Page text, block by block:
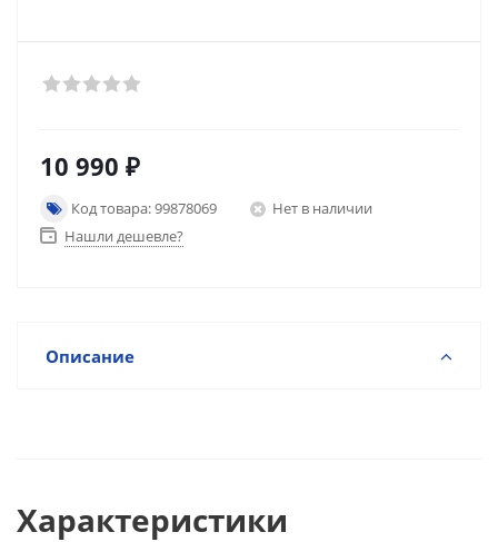
10 990 ₽
Код товара: 99878069
Нет в наличии
Нашли дешевле?
Описание
Характеристики